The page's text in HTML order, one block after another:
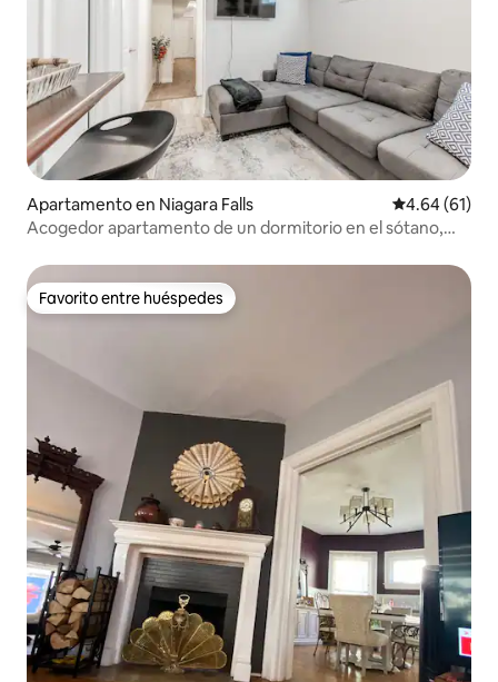
Apartamento en Niagara Falls Calificación
4.64 (61)
Acogedor apartamento de un dormitorio en el sótano,
Favorito entre huéspedes
Favorito entre huéspedes